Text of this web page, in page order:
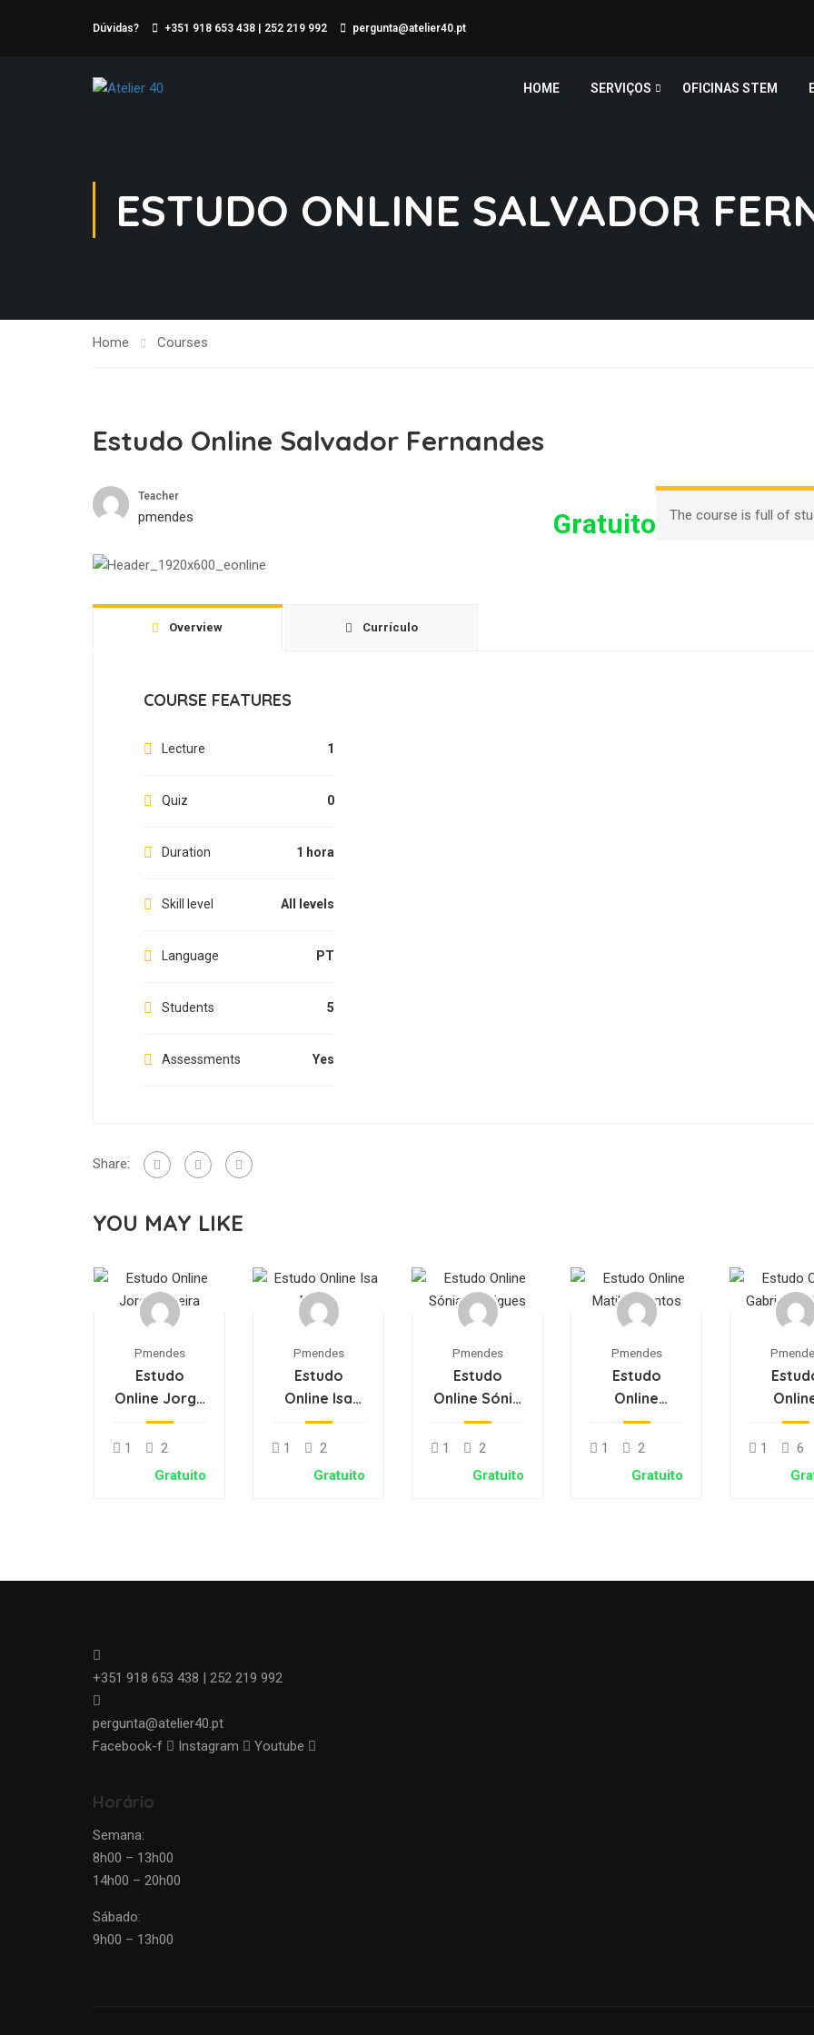
Dúvidas? +351 918 653 438 | 252 219 992 pergunta@atelier40.pt
HOME SERVIÇOS OFICINAS STEM
ESTUDO ONLINE SALVADOR
Home Courses
Estudo Online Salvador Fernandes
Teacher
pmendes Gratuito The course is full of
Overview Currículo
COURSE FEATURES
Lecture 1
Quiz 0
Duration 1 hora
Skill level All levels
Language PT
Students 5
Assessments Yes
Share:
YOU MAY LIKE
Pmendes
Estudo
Online Jorge
Oliveira
1
2
Gratuito
Pmendes
Estudo
Online Isa
Matos
1
2
Gratuito
Pmendes
Estudo
Online Sónia
Rodrigues
1
2
Gratuito
Pmendes
Estudo
Online
Matilde
Santos
1
2
Gratuito
Gabriel
1
6
+351 918 653 438 | 252 219 992
pergunta@atelier40.pt
Facebook-f
Instagram Youtube
Horário
Semana:
8h00 – 13h00
14h00 – 20h00
Sábado:
9h00 – 13h00